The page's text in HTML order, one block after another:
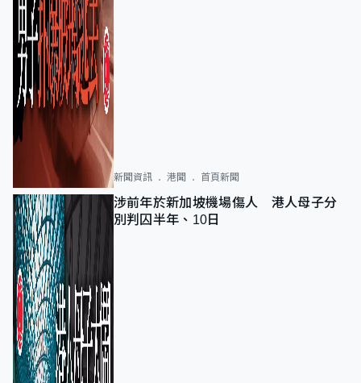
新聞資訊 港聞 首頁新聞
涉前年於新加坡機場傷人 港人母子分
別判囚半年、10日